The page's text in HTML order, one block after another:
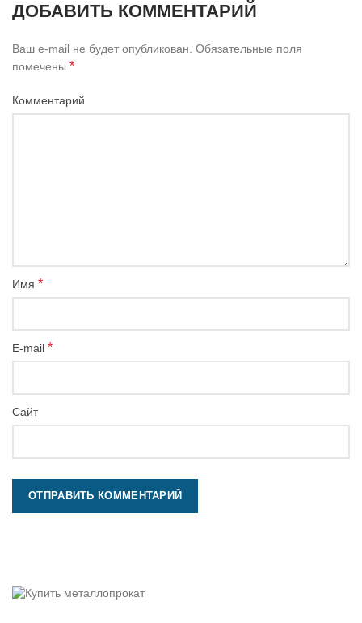
ДОБАВИТЬ КОММЕНТАРИЙ
Ваш e-mail не будет опубликован. Обязательные поля
помечены *
Комментарий
Имя *
E-mail *
Сайт